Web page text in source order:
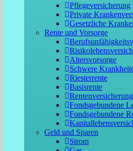
Pflegeversicherung
Private
Gesetzliche
Rente und Vorsorge
Altersvorsorge
Schwere
Riesterrente
Basisrente
Rentenversicherung
Fondsgebundene
Fondsgebundene
Geld und Sparen
Strom